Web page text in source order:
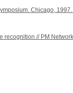
Chicago, 1997.
// PM